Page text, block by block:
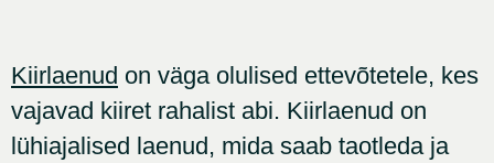
Kiirlaenud on väga olulised ettevõtetele, kes
vajavad kiiret rahalist abi. Kiirlaenud on
lühiajalised laenud, mida saab taotleda ja